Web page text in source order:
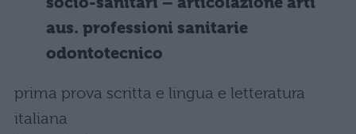
aus. professioni sanitarie
odontotecnico
prima prova scritta e lingua e letteratura
italiana